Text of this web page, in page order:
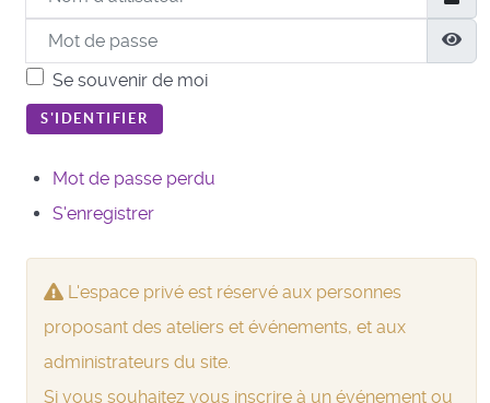
Mot de passe
Se souvenir de moi
S'IDENTIFIER
Mot de passe perdu
S'enregistrer
L'espace privé est réservé aux personnes
proposant des ateliers et événements, et aux
administrateurs du site.
Si vous souhaitez vous inscrire à un événement ou